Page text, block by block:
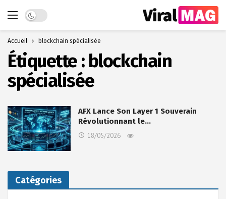
Dark mode
Accueil blockchain spécialisée
Étiquette : blockchain
spécialisée
AFX Lance Son Layer 1 Souverain
Révolutionnant le…
18/05/2026
Catégories